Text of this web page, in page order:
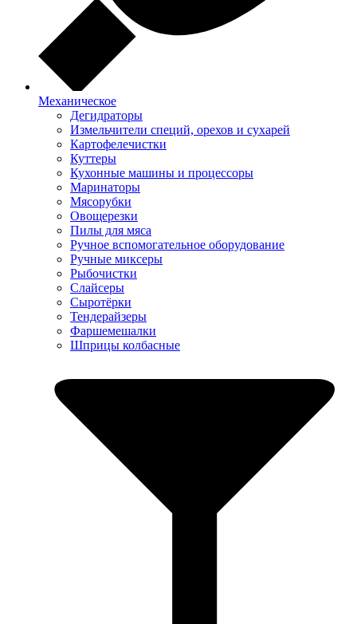
Механическое
Дегидраторы
Измельчители специй, орехов и сухарей
Картофелечистки
Куттеры
Кухонные машины и процессоры
Маринаторы
Мясорубки
Овощерезки
Пилы для мяса
Ручное вспомогательное оборудование
Ручные миксеры
Рыбочистки
Слайсеры
Сыротёрки
Тендерайзеры
Фаршемешалки
Шприцы колбасные